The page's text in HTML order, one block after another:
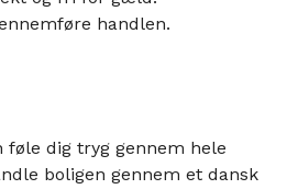
handlen.
dig tryg gennem hele
boligen gennem et dansk